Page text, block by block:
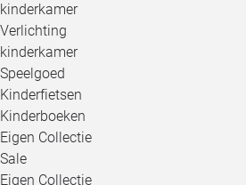
kinderkamer
Verlichting
kinderkamer
Speelgoed
Kinderfietsen
Kinderboeken
Eigen Collectie
Sale
Eigen Collectie